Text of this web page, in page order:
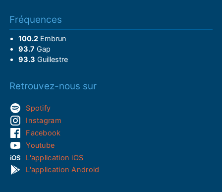
Fréquences
100.2Embrun
93.7 Gap
93.3 Guillestre
Retrouvez-nous sur
Spotify
Instagram
Facebook
Youtube
L'application iOS
L'application Android